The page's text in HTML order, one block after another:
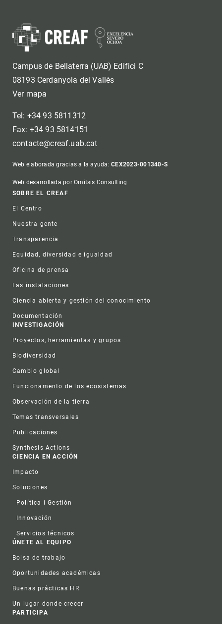
Campus de Bellaterra (UAB) Edifici C
08193 Cerdanyola del Vallès
Ver mapa
Tel: +34 93 5811312
Fax: +34 93 5814151
contacte@creaf.uab.cat
Web elaborada gracias a la ayuda:CEX2023-001340-S
Web desarrollada por Omitsis Consulting
Footer
SOBRE EL CREAF
El Centro
Nuestra gente
Transparencia
Equidad, diversidad e igualdad
Oficina de prensa
Las instalaciones
Ciencia abierta y gestión del conocimiento
Documentación
INVESTIGACIÓN
Proyectos, herramientas y grupos
Biodiversidad
Cambio global
Funcionamento de los ecosistemas
Observación de la tierra
Temas transversales
Publicaciones
Synthesis Actions
CIENCIA EN ACCIÓN
Impacto
Soluciones
Política i Gestión
Innovación
Servicios técnicos
ÚNETE AL EQUIPO
Bolsa de trabajo
Oportunidades académicas
Buenas prácticas HR
Un lugar donde crecer
PARTICIPA